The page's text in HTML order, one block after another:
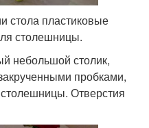
стола пластиковые
столешницы.
небольшой столик,
пробками,
Отверстия